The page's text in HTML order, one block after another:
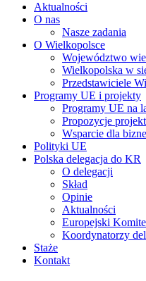
Aktualności
O nas
Nasze zadania
O Wielkopolsce
Województwo
Wielkopolska w
Przedstawiciele
Programy UE i projekty
Programy UE na
Propozycje
Wsparcie dla
Polityki UE
Polska delegacja do KR
O delegacji
Skład
Opinie
Aktualności
Europejski
Koordynatorzy
Staże
Kontakt